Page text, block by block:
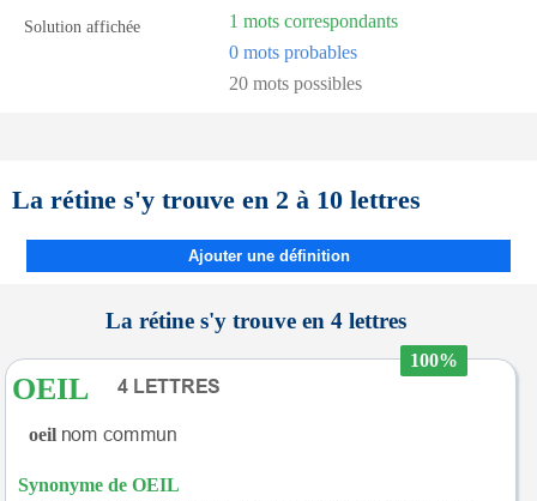
Solution affichée
1 mots correspondants
0 mots probables
20 mots possibles
La rétine s'y trouve en 2 à 10 lettres
Ajouter une définition
La rétine s'y trouve en 4 lettres
100%
OEIL
oeil
Synonyme de OEIL